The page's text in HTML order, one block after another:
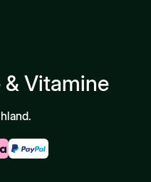
Vitamine